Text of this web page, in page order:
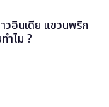
วอินเดีย แขวนพริก
ำไม ?